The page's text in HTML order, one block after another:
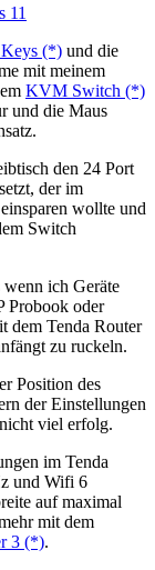
11
(*) und die
mit meinem
KVM Switch (*)
und die Maus
den 24 Port
der im
wollte und
Switch
ich Geräte
Probook oder
dem Tenda Router
zu ruckeln.
Position des
der Einstellungen
viel erfolg.
im Tenda
und Wifi 6
auf maximal
mit dem
3 (*).